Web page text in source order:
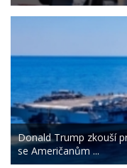
Donald Trump zkouší
se Američanům ...